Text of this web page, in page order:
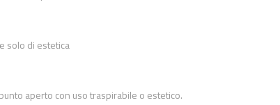
solo di estetica
aperto con uso traspirabile o estetico.